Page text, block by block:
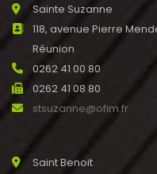
Sainte Suzanne
118, avenue Pierre
Réunion
0262 41 00 80
0262 41 08 80
stsuzanne@ofim.fr
Saint Benoit